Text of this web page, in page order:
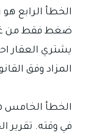
الخطأ الرابع
ضغط فقط من
يشتري العقار
المزاد وفق
الخطأ الخامس
في وقته. تقرير